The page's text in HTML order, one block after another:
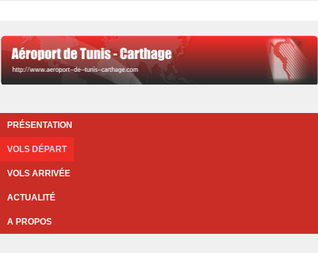
PRÉSENTATION
VOLS DÉPART
VOLS ARRIVÉE
ACTUALITÉ
A PROPOS